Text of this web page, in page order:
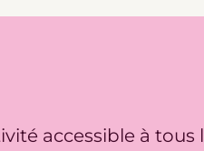
accessible à tous